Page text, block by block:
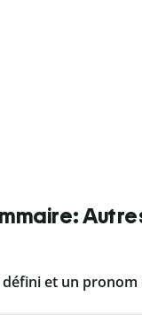
et un